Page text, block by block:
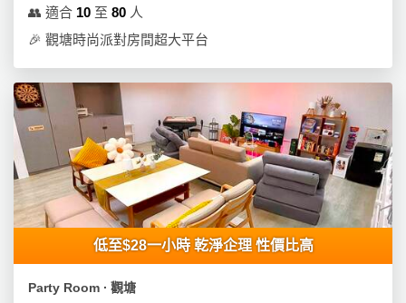
👥 適合 10 至 80 人
🎉 觀塘時尚派對房間超大平台
低至$28一小時 乾淨企理 性價比高
Party Room ∙ 觀塘